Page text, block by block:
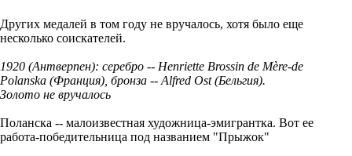
Других медалей в том году не вручалось, хотя было еще
несколько соискателей.
1920 (Антверпен): серебро -- Henriette Brossin de Mère-de
Polanska (Франция), бронза -- Alfred Ost (Бельгия).
Золото не вручалось
Поланска -- малоизвестная художница-эмигрантка. Вот ее
работа-победительница под названием "Прыжок"